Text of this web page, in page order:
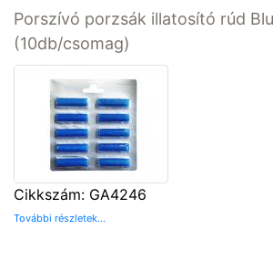
Porszívó porzsák illatosító rúd
(10db/csomag)
Cikkszám: GA4246
További részletek...